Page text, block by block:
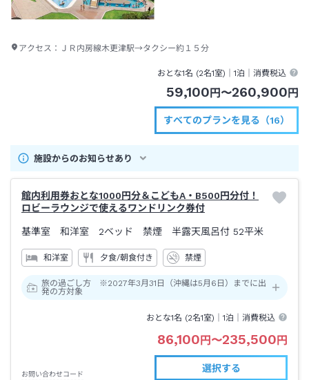
アクセス： ＪＲ内房線木更津駅→タクシー約１５分
おとな1名 (2名1室)｜1泊 ｜消費税込
59,100 円 〜260,900 円
すべてのプランを見る（16）
施設からのお知らせあり
館内利用券おとな1000円分＆こどもA・B500円分付！
ロビーラウンジで使えるワンドリンク券付
基準室 和洋室 2ベッド 禁煙 半露天風呂付 52平米
和洋室 夕食/朝食付き 禁煙
旅の過ごし方 ※2027年3月31日（沖縄は5月6日）までに出
発の方対象
おとな1名 (2名1室)｜1泊 ｜消費税込
86,100 円 〜235,500 円
お問い合わせコード
選択する